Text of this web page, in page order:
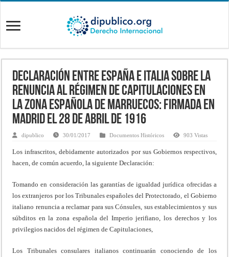
Declaración entre España e Italia sobre la
renuncia al régimen de Capitulaciones en
la zona española de Marruecos: firmada en
Madrid el 28 de abril de 1916
dipublico 30/01/2017 Documentos Históricos 903 Vistas
Los infrascritos, debidamente autorizados por sus Gobiernos respectivos,
hacen, de común acuerdo, la siguiente Declaración:
Tomando en consideración las garantías de igualdad jurídica ofrecidas a
los extranjeros por los Tribunales españoles del Protectorado, el Gobierno
italiano renuncia a reclamar para sus Cónsules, sus establecimientos y sus
súbditos en la zona española del Imperio jerifiano, los derechos y los
privilegios nacidos del régimen de Capitulaciones,
Los Tribunales consulares italianos continuarán conociendo de los